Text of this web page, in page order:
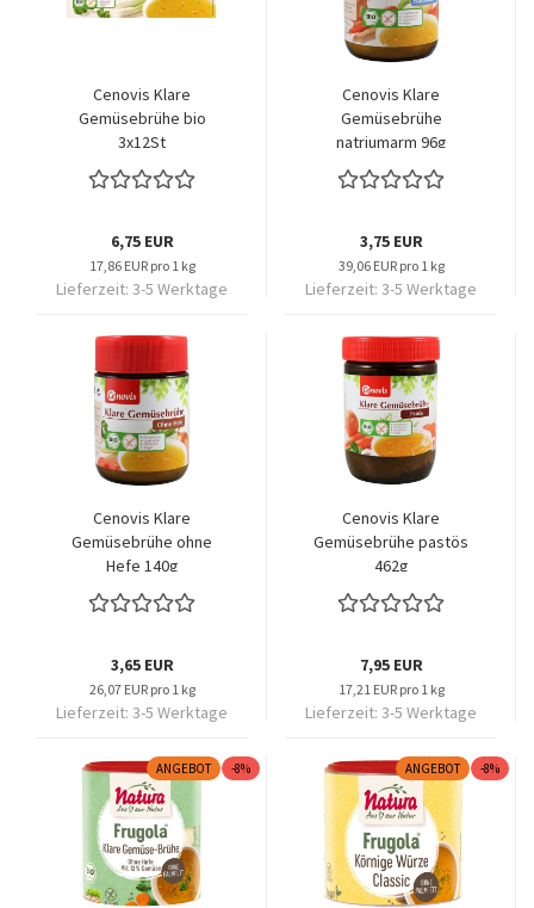
Cenovis Klare
Gemüsebrühe bio
3x12St
6,75 EUR
17,86 EUR pro 1 kg
Lieferzeit: 3-5 Werktage
Cenovis Klare
Gemüsebrühe
natriumarm 96g
3,75 EUR
39,06 EUR pro 1 kg
Lieferzeit: 3-5 Werktage
Cenovis Klare
Gemüsebrühe ohne
Hefe 140g
3,65 EUR
26,07 EUR pro 1 kg
Lieferzeit: 3-5 Werktage
Cenovis Klare
Gemüsebrühe pastös
462g
7,95 EUR
17,21 EUR pro 1 kg
Lieferzeit: 3-5 Werktage
ANGEBOT -8% ANGEBOT -8%